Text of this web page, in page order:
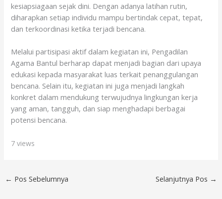
kesiapsiagaan sejak dini. Dengan adanya latihan rutin,
diharapkan setiap individu mampu bertindak cepat, tepat,
dan terkoordinasi ketika terjadi bencana.
Melalui partisipasi aktif dalam kegiatan ini, Pengadilan
Agama Bantul berharap dapat menjadi bagian dari upaya
edukasi kepada masyarakat luas terkait penanggulangan
bencana. Selain itu, kegiatan ini juga menjadi langkah
konkret dalam mendukung terwujudnya lingkungan kerja
yang aman, tangguh, dan siap menghadapi berbagai
potensi bencana.
7 views
← Pos Sebelumnya Selanjutnya Pos →